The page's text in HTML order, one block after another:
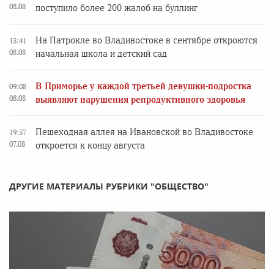
08.08
поступило более 200 жалоб на буллинг
13:41
08.08
На Патрокле во Владивостоке в сентябре откроются
начальная школа и детский сад
09:08
08.08
В Приморье у каждой третьей девушки-подростка
выявляют нарушения репродуктивного здоровья
19:37
07.08
Пешеходная аллея на Ивановской во Владивостоке
откроется к концу августа
ДРУГИЕ МАТЕРИАЛЫ РУБРИКИ "ОБЩЕСТВО"